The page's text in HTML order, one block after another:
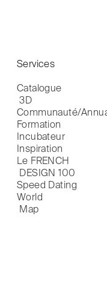
Services
Catalogue
3D
Communauté/
Formation
Incubateur
Inspiration
Le FRENCH
DESIGN 100
Speed Dating
World
Map